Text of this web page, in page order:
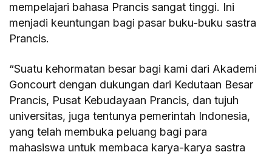
mempelajari bahasa Prancis sangat tinggi. Ini
menjadi keuntungan bagi pasar buku-buku sastra
Prancis.
“Suatu kehormatan besar bagi kami dari Akademi
Goncourt dengan dukungan dari Kedutaan Besar
Prancis, Pusat Kebudayaan Prancis, dan tujuh
universitas, juga tentunya pemerintah Indonesia,
yang telah membuka peluang bagi para
mahasiswa untuk membaca karya-karya sastra